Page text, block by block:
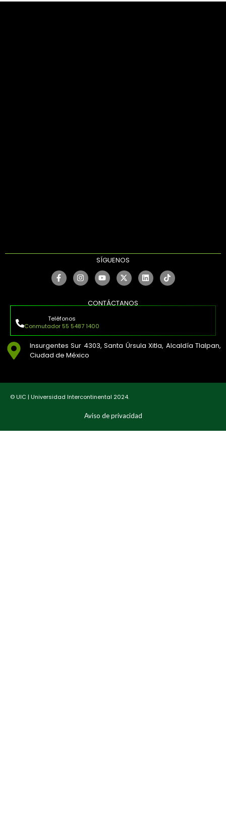
SÍGUENOS
CONTÁCTANOS
Teléfonos
Conmutador 55 5487 1400
Insurgentes Sur 4303, Santa Úrsula Xitla, Alcaldía Tlalpan,
Ciudad de México
© UIC | Universidad Intercontinental 2024.
Aviso de privacidad